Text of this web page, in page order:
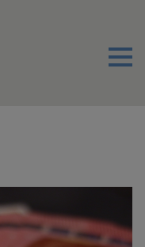
Menu